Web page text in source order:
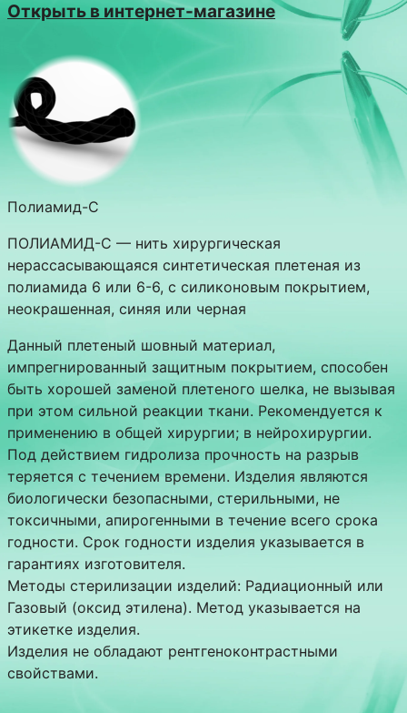
Открыть в интернет-магазине
Полиамид-С
ПОЛИАМИД-С — нить хирургическая
нерассасывающаяся синтетическая плетеная из
полиамида 6 или 6-6, с силиконовым покрытием,
неокрашенная, синяя или черная
Данный плетеный шовный материал,
импрегнированный защитным покрытием, способен
быть хорошей заменой плетеного шелка, не вызывая
при этом сильной реакции ткани. Рекомендуется к
применению в общей хирургии; в нейрохирургии.
Под действием гидролиза прочность на разрыв
теряется с течением времени. Изделия являются
биологически безопасными, стерильными, не
токсичными, апирогенными в течение всего срока
годности. Срок годности изделия указывается в
гарантиях изготовителя.
Методы стерилизации изделий: Радиационный или
Газовый (оксид этилена). Метод указывается на
этикетке изделия.
Изделия не обладают рентгеноконтрастными
свойствами.